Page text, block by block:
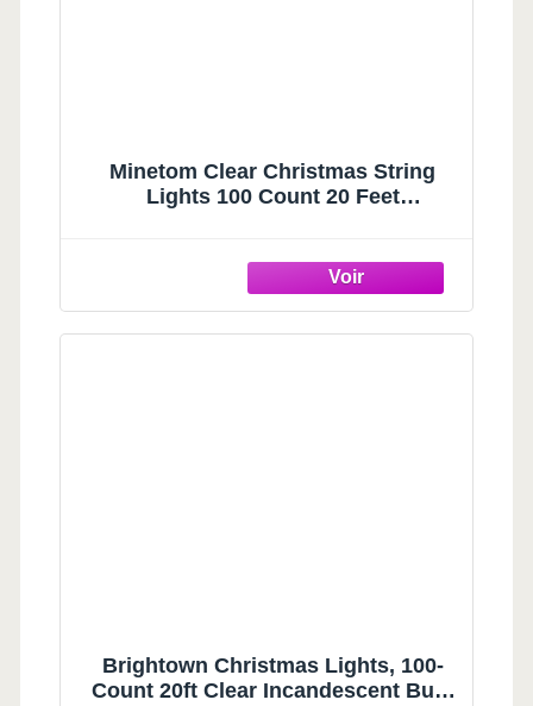
Minetom Clear Christmas String
Lights 100 Count 20 Feet
Wedding Party Festival Decoration,
Green Wire
Brightown Christmas Lights, 100-
Count 20ft Clear Incandescent Bulb